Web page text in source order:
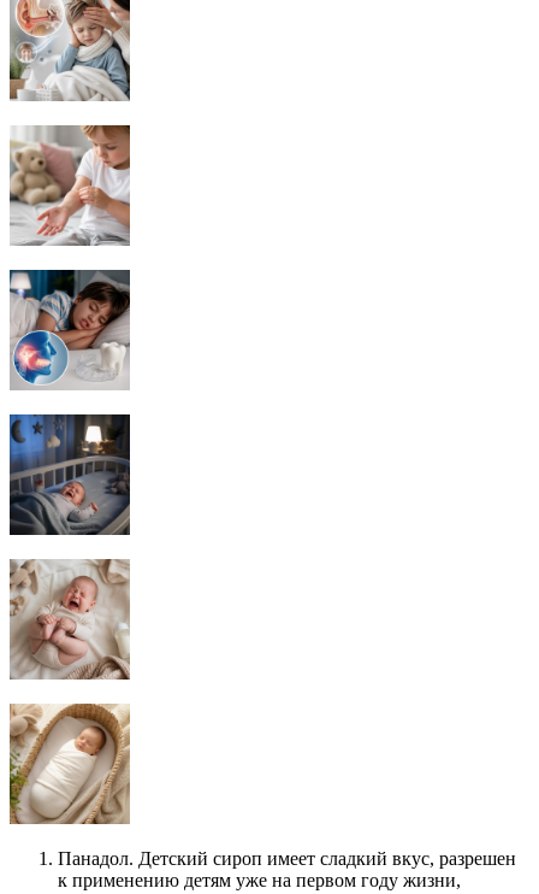
Панадол. Детский сироп имеет сладкий вкус, разрешен
к применению детям уже на первом году жизни,